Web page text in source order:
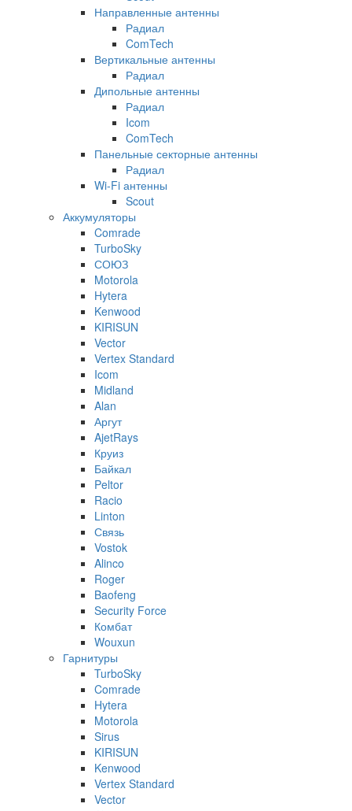
Направленные антенны
Радиал
ComTech
Вертикальные антенны
Радиал
Дипольные антенны
Радиал
Icom
ComTech
Панельные секторные антенны
Радиал
Wi-Fi антенны
Scout
Аккумуляторы
Comrade
TurboSky
СОЮЗ
Motorola
Hytera
Kenwood
KIRISUN
Vector
Vertex Standard
Icom
Midland
Alan
Аргут
AjetRays
Круиз
Байкал
Peltor
Racio
Linton
Связь
Vostok
Alinco
Roger
Baofeng
Security Force
Комбат
Wouxun
Гарнитуры
TurboSky
Comrade
Hytera
Motorola
Sirus
KIRISUN
Kenwood
Vertex Standard
Vector